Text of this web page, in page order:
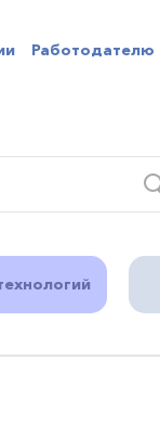
Работодателю